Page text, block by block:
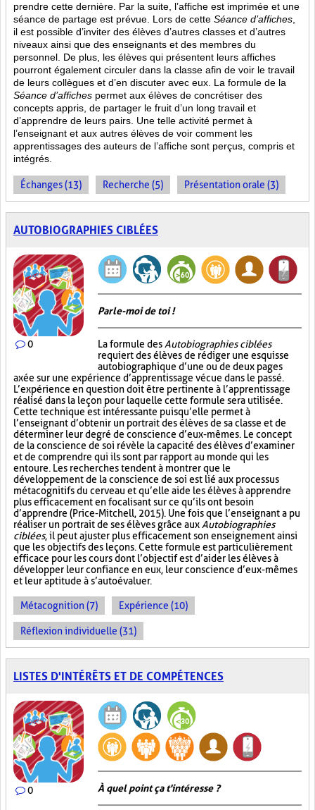
prendre cette dernière. Par la suite, l’affiche est imprimée et une
séance de partage est prévue. Lors de cette Séance d’affiches
il est possible d’inviter des élèves d’autres classes et d’autres
niveaux ainsi que des enseignants et des membres du
personnel. De plus, les élèves qui présentent leurs affiches
pourront également circuler dans la classe afin de voir le travail
de leurs collègues et d’en discuter avec eux. La formule de la
Séance d’affiches permet aux élèves de concrétiser des
concepts appris, de partager le fruit d’un long travail et
d’apprendre de leurs pairs. Une telle activité permet à
l’enseignant et aux autres élèves de voir comment les
apprentissages des auteurs de l’affiche sont perçus, compris et
intégrés.
Échanges (13) Recherche (5) Présentation orale (3)
AUTOBIOGRAPHIES CIBLÉES
0
Parle-moi de toi !
La formule des Autobiographies ciblées
requiert des élèves de rédiger une esquisse
autobiographique d’une ou de deux pages
axée sur une expérience d’apprentissage vécue dans le passé.
L’expérience en question doit être pertinente à l’apprentissage
réalisé dans la leçon pour laquelle cette formule sera utilisée.
Cette technique est intéressante puisqu’elle permet à
l’enseignant d’obtenir un portrait des élèves de sa classe et de
déterminer leur degré de conscience d’eux-mêmes. Le concept
de la conscience de soi révèle la capacité des élèves d’examiner
et de comprendre qui ils sont par rapport au monde qui les
entoure. Les recherches tendent à montrer que le
développement de la conscience de soi est lié aux processus
métacognitifs du cerveau et qu’elle aide les élèves à apprendre
plus efficacement en focalisant sur ce qu’ils ont besoin
d’apprendre (Price-Mitchell, 2015). Une fois que l’enseignant a pu
réaliser un portrait de ses élèves grâce aux Autobiographies
ciblées, il peut ajuster plus efficacement son enseignement ainsi
que les objectifs des leçons. Cette formule est particulièrement
efficace pour les cours dont l’objectif est d’aider les élèves à
développer leur confiance en eux, leur conscience d’eux-mêmes
et leur aptitude à s’autoévaluer.
Métacognition (7) Expérience (10)
Réflexion individuelle (31)
LISTES D'INTÉRÊTS ET DE COMPÉTENCES
0 À quel point ça t'intéresse ?